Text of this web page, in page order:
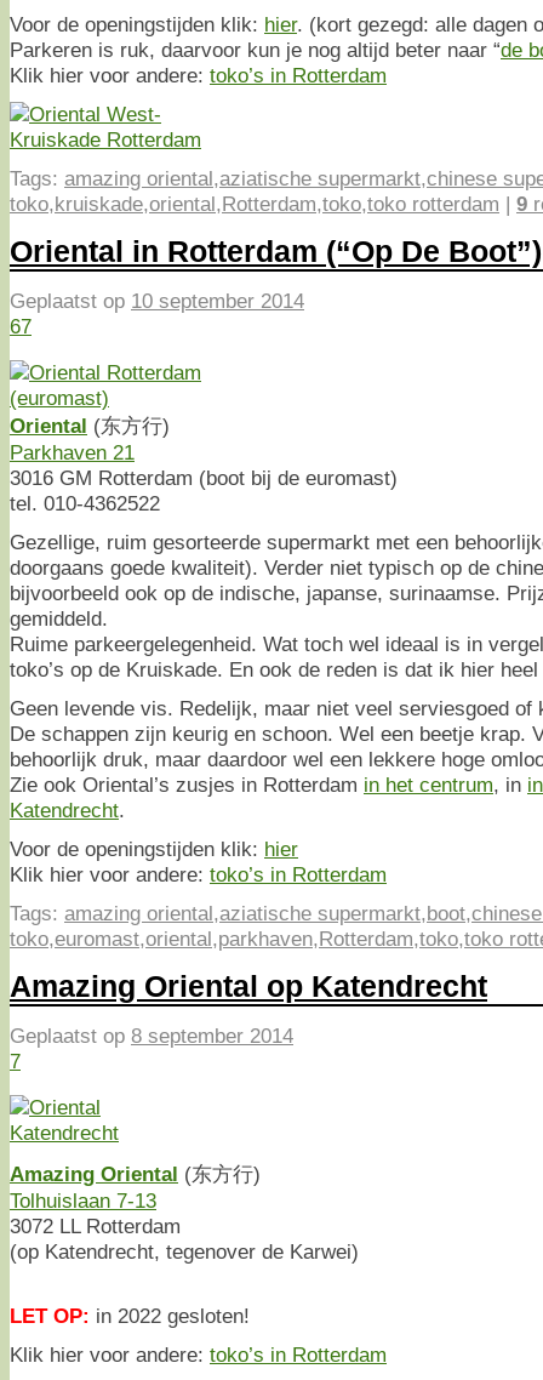
Voor de openingstijden klik: hier. (kort gezegd: alle dagen
Parkeren is ruk, daarvoor kun je nog altijd beter naar “de
Klik hier voor andere: toko’s in Rotterdam
Tags: amazing oriental,aziatische supermarkt,chinese
toko,kruiskade,oriental,Rotterdam,toko,toko rotterdam | 9
Oriental in Rotterdam (“Op De Boot”)
Geplaatst op 10 september 2014
67
Oriental (东方行)
Parkhaven 21
3016 GM Rotterdam (boot bij de euromast)
tel. 010-4362522
Gezellige, ruim gesorteerde supermarkt met een
doorgaans goede kwaliteit). Verder niet typisch op de
bijvoorbeeld ook op de indische, japanse, surinaamse.
gemiddeld.
Ruime parkeergelegenheid. Wat toch wel ideaal is in
toko’s op de Kruiskade. En ook de reden is dat ik hier
Geen levende vis. Redelijk, maar niet veel serviesgoed of
De schappen zijn keurig en schoon. Wel een beetje krap.
behoorlijk druk, maar daardoor wel een lekkere hoge
Zie ook Oriental’s zusjes in Rotterdam in het centrum, in
Katendrecht.
Voor de openingstijden klik: hier
Klik hier voor andere: toko’s in Rotterdam
Tags: amazing oriental,aziatische supermarkt,boot,
toko,euromast,oriental,parkhaven,Rotterdam,toko,toko
Amazing Oriental op Katendrecht
Geplaatst op 8 september 2014
7
Amazing Oriental (东方行)
Tolhuislaan 7-13
3072 LL Rotterdam
(op Katendrecht, tegenover de Karwei)
LET OP: in 2022 gesloten!
Klik hier voor andere: toko’s in Rotterdam